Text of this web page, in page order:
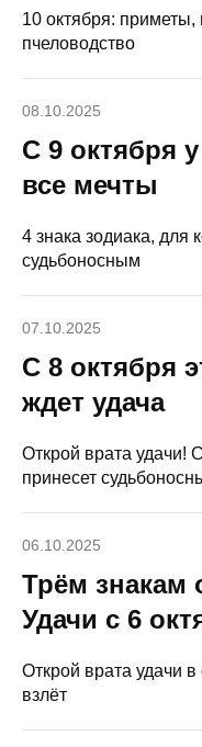
10 октября: приметы,
пчеловодство
08.10.2025
С 9 октября
все мечты
4 знака зодиака, для
судьбоносным
07.10.2025
С 8 октября
ждет удача
Открой врата удачи!
принесет
06.10.2025
Трём знакам
Удачи с 6
Открой врата удачи в
взлёт